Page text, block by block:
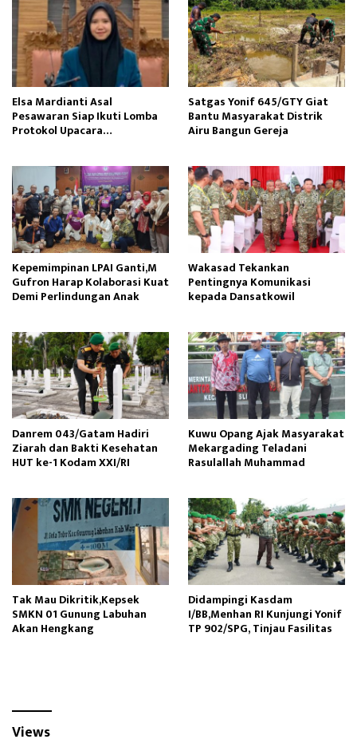
Elsa Mardianti Asal
Pesawaran Siap Ikuti Lomba
Protokol Upacara
Satgas Yonif 645/GTY Giat
Bantu Masyarakat Distrik
Airu Bangun Gereja ‎
Kepemimpinan LPAI Ganti,M
Gufron Harap Kolaborasi Kuat
Demi Perlindungan Anak
Wakasad Tekankan
Pentingnya Komunikasi
kepada Dansatkowil
Danrem 043/Gatam Hadiri
Ziarah dan Bakti Kesehatan
HUT ke-1 Kodam XXI/RI
Kuwu Opang Ajak Masyarakat
Mekargading Teladani
Rasulallah Muhammad
Tak Mau Dikritik,Kepsek
SMKN 01 Gunung Labuhan
Akan Hengkang
Didampingi Kasdam
I/BB,Menhan RI Kunjungi Yonif
TP 902/SPG, Tinjau Fasilitas
Views